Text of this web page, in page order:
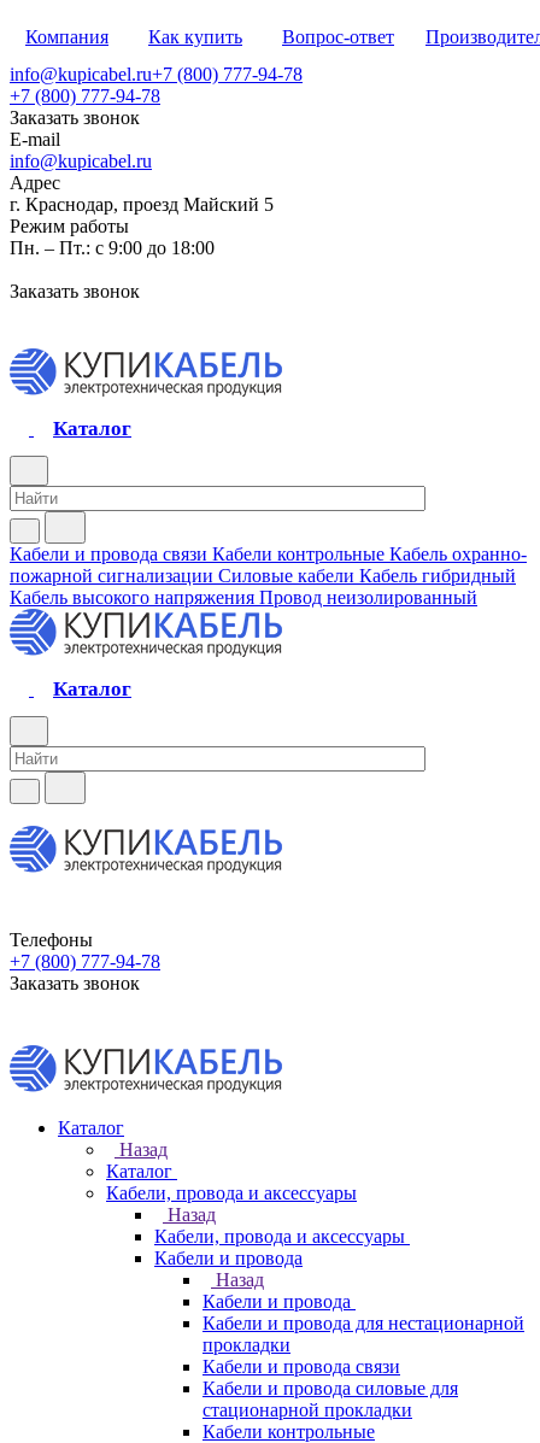
Компания Как купить Вопрос-ответ
info@kupicabel.ru+7 (800) 777-94-78
+7 (800) 777-94-78
Заказать звонок
E-mail
info@kupicabel.ru
Адрес
г. Краснодар, проезд Майский 5
Режим работы
Пн. – Пт.: с 9:00 до 18:00
Заказать звонок
Каталог
Кабели и провода связи Кабели контрольные Кабель охранно-
пожарной сигнализации Силовые кабели Кабель гибридный
Кабель высокого напряжения Провод неизолированный
Каталог
Телефоны
+7 (800) 777-94-78
Заказать звонок
Каталог
Назад
Каталог
Кабели, провода и аксессуары
Назад
Кабели, провода и аксессуары
Кабели и провода
Назад
Кабели и провода
Кабели и провода для нестационарной
прокладки
Кабели и провода связи
Кабели и провода силовые для
стационарной прокладки
Кабели контрольные